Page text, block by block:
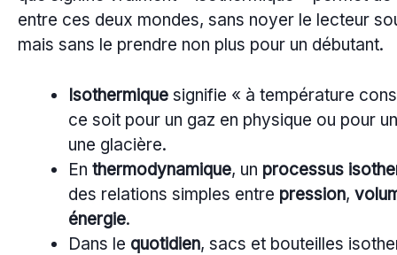
entre ces deux mondes, sans noyer le lecteur
mais sans le prendre non plus pour un débutant.
Isothermique signifie « à température
ce soit pour un gaz en physique ou pour
une glacière.
En thermodynamique, un processus
des relations simples entre pression,
énergie.
Dans le quotidien, sacs et bouteilles